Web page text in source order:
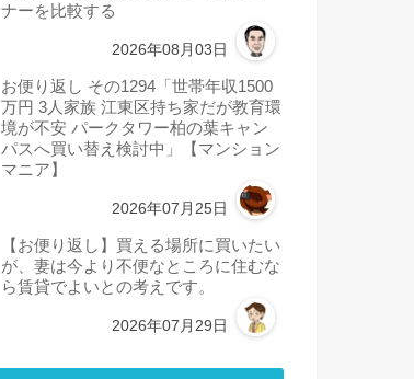
ナーを比較する
2026年08月03日
お便り返し その1294「世帯年収1500
万円 3人家族 江東区持ち家だが教育環
境が不安 パークタワー柏の葉キャン
パスへ買い替え検討中」【マンション
マニア】
2026年07月25日
【お便り返し】買える場所に買いたい
が、妻は今より不便なところに住むな
ら賃貸でよいとの考えです。
2026年07月29日